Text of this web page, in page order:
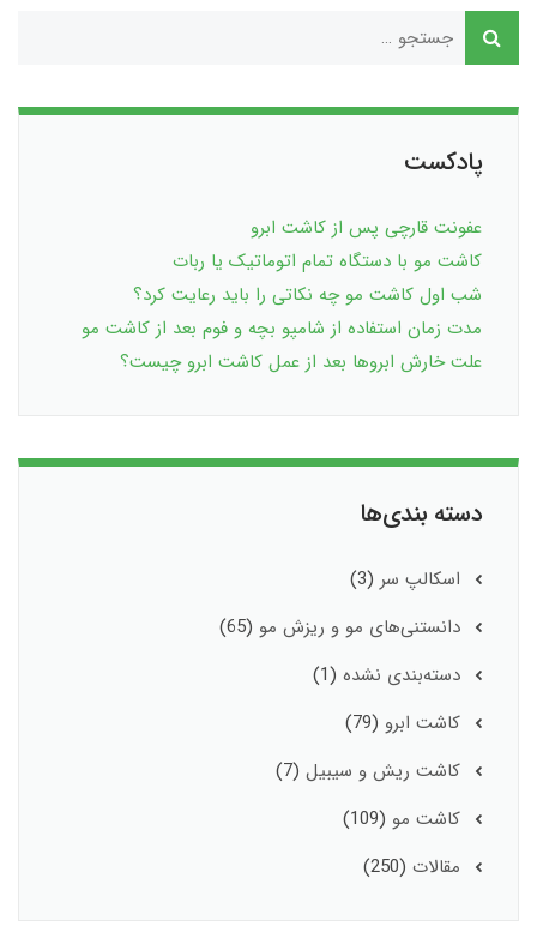
پادکست
عفونت قارچی پس از کاشت ابرو
کاشت مو با دستگاه تمام اتوماتیک یا ربات
شب اول کاشت مو چه نکاتی را باید رعایت کرد؟
مدت زمان استفاده از شامپو بچه و فوم بعد از کاشت مو
علت خارش ابروها بعد از عمل کاشت ابرو چیست؟
دسته بندی‌ها
اسکالپ سر (3)
دانستنی‌های مو و ریزش مو (65)
دسته‌بندی نشده (1)
کاشت ابرو (79)
کاشت ریش و سیبیل (7)
کاشت مو (109)
مقالات (250)